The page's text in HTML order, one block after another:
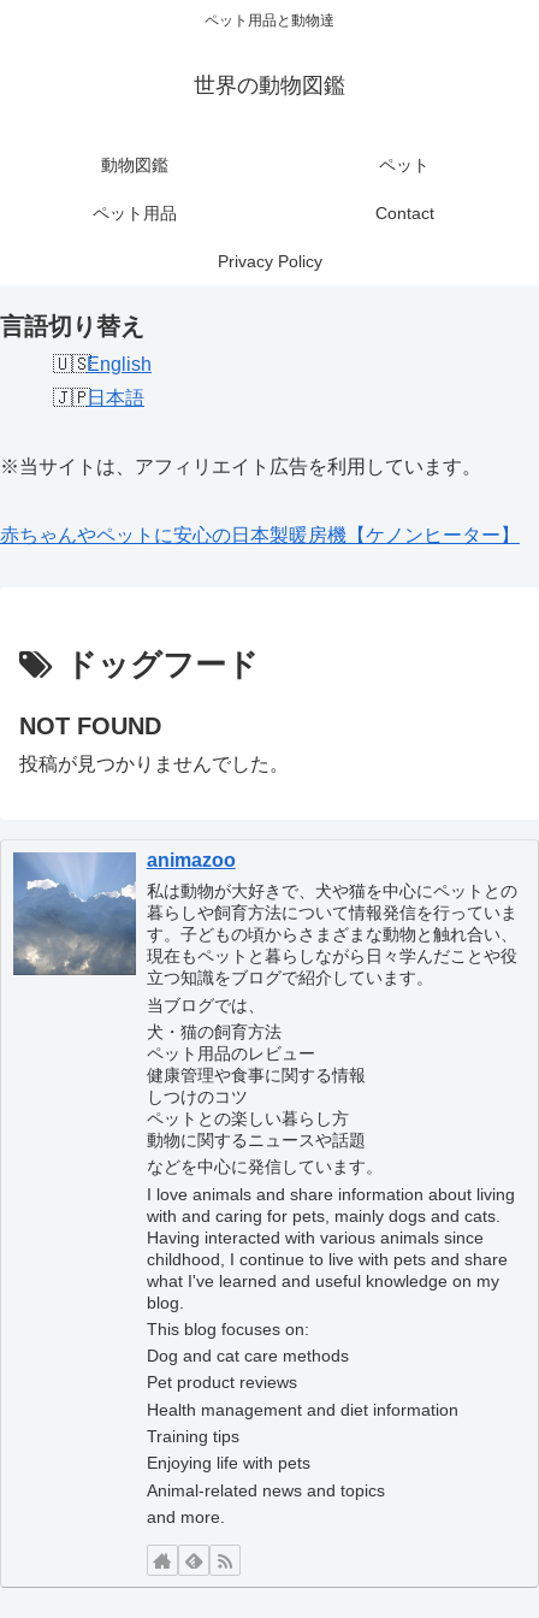
ペット用品と動物達
世界の動物図鑑
動物図鑑 ペット
ペット用品 Contact
Privacy Policy
言語切り替え
English
日本語
※当サイトは、アフィリエイト広告を利用しています。
赤ちゃんやペットに安心の日本製暖房機【ケノンヒーター】
ドッグフード
NOT FOUND
投稿が見つかりませんでした。
animazoo
私は動物が大好きで、犬や猫を中心にペットとの
暮らしや飼育方法について情報発信を行っていま
す。子どもの頃からさまざまな動物と触れ合い、
現在もペットと暮らしながら日々学んだことや役
立つ知識をブログで紹介しています。
当ブログでは、
犬・猫の飼育方法
ペット用品のレビュー
健康管理や食事に関する情報
しつけのコツ
ペットとの楽しい暮らし方
動物に関するニュースや話題
などを中心に発信しています。
I love animals and share information about living
with and caring for pets, mainly dogs and cats.
Having interacted with various animals since
childhood, I continue to live with pets and share
what I've learned and useful knowledge on my
blog.
This blog focuses on:
Dog and cat care methods
Pet product reviews
Health management and diet information
Training tips
Enjoying life with pets
Animal-related news and topics
and more.